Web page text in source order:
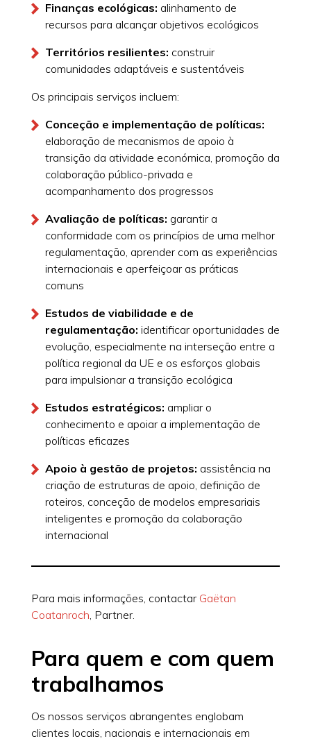
Finanças ecológicas: alinhamento de
recursos para alcançar objetivos ecológicos
Territórios resilientes: construir
comunidades adaptáveis e sustentáveis
Os principais serviços incluem:
Conceção e implementação de políticas:
elaboração de mecanismos de apoio à
transição da atividade económica, promoção da
colaboração público-privada e
acompanhamento dos progressos
Avaliação de políticas: garantir a
conformidade com os princípios de uma melhor
regulamentação, aprender com as experiências
internacionais e aperfeiçoar as práticas
comuns
Estudos de viabilidade e de
regulamentação: identificar oportunidades de
evolução, especialmente na interseção entre a
política regional da UE e os esforços globais
para impulsionar a transição ecológica
Estudos estratégicos: ampliar o
conhecimento e apoiar a implementação de
políticas eficazes
Apoio à gestão de projetos: assistência na
criação de estruturas de apoio, definição de
roteiros, conceção de modelos empresariais
inteligentes e promoção da colaboração
internacional
Para mais informações, contactar Gaëtan
Coatanroch, Partner.
Para quem e com quem
trabalhamos
Os nossos serviços abrangentes englobam
clientes locais, nacionais e internacionais em